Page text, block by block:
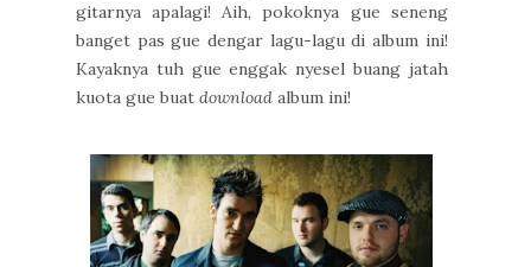
gitarnya apalagi! Aih, pokoknya gue seneng
banget pas gue dengar lagu-lagu di album ini!
Kayaknya tuh gue enggak nyesel buang jatah
kuota gue buat download album ini!